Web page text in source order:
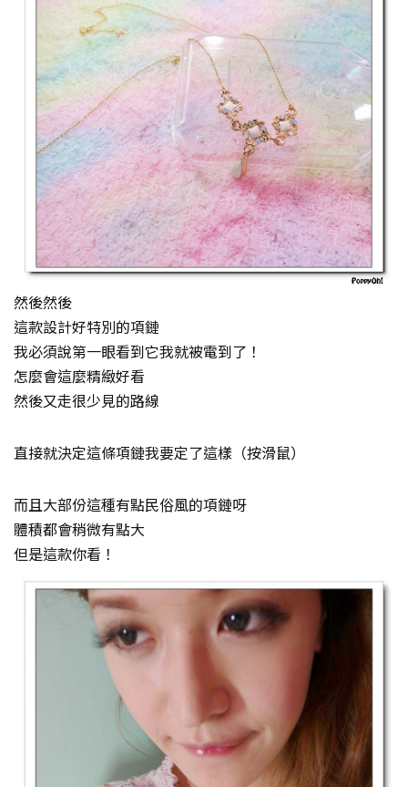
然後然後
這款設計好特別的項鏈
我必須說第一眼看到它我就被電到了！
怎麼會這麼精緻好看
然後又走很少見的路線
直接就決定這條項鏈我要定了這樣（按滑鼠）
而且大部份這種有點民俗風的項鏈呀
體積都會稍微有點大
但是這款你看！